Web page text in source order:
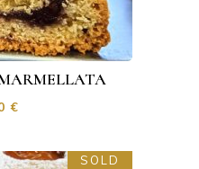
€
SOLD